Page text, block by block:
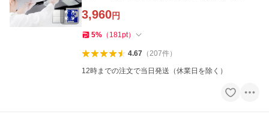
3,960円
5% （ 181pt）
4.67（207件）
12時までの注文で当日発送（休業日を除く）